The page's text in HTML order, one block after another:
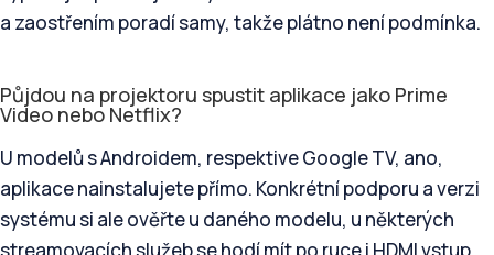
a zaostřením poradí samy, takže plátno není podmínka.
Půjdou na projektoru spustit aplikace jako Prime
Video nebo Netflix?
U modelů s Androidem, respektive Google TV, ano,
aplikace nainstalujete přímo. Konkrétní podporu a verzi
systému si ale ověřte u daného modelu, u některých